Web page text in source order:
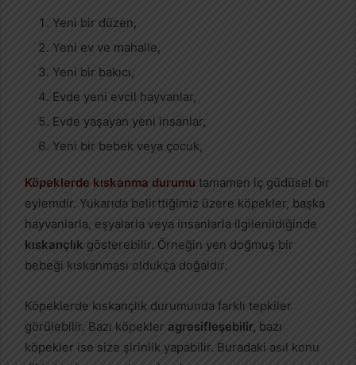
Yeni bir düzen,
Yeni ev ve mahalle,
Yeni bir bakıcı,
Evde yeni evcil hayvanlar,
Evde yaşayan yeni insanlar,
Yeni bir bebek veya çocuk,
Köpeklerde kıskanma durumu tamamen iç güdüsel bir
eylemdir. Yukarıda belirttiğimiz üzere köpekler, başka
hayvanlarla, eşyalarla veya insanlarla ilgilenildiğinde
kıskançlık gösterebilir. Örneğin yen doğmuş bir
bebeği kıskanması oldukça doğaldır.
Köpeklerde kıskançlık durumunda farklı tepkiler
görülebilir. Bazı köpekler agresifleşebilir, bazı
köpekler ise size şirinlik yapabilir. Buradaki asıl konu